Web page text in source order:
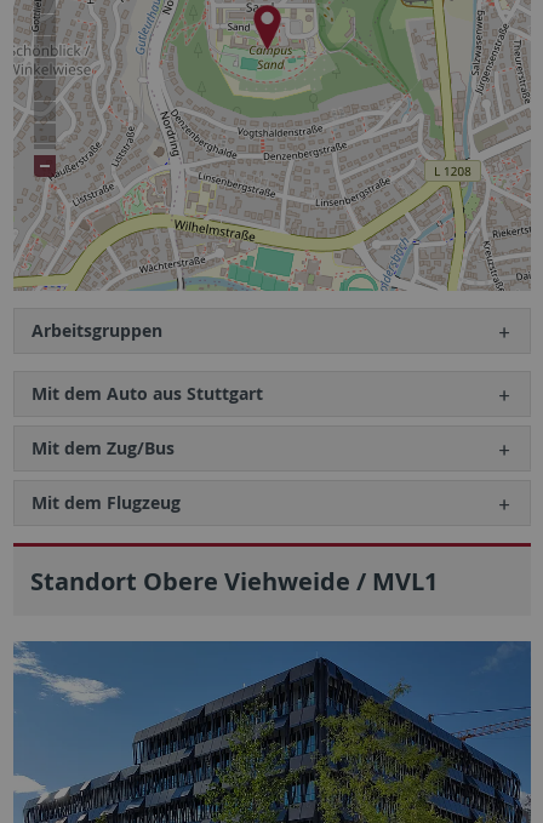
Arbeitsgruppen
Mit dem Auto aus Stuttgart
Mit dem Zug/Bus
Mit dem Flugzeug
Standort Obere Viehweide / MVL1